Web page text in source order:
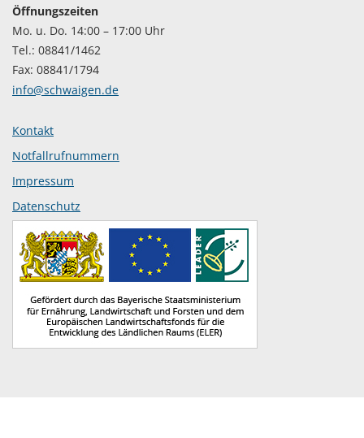
Öffnungszeiten
Mo. u. Do. 14:00 – 17:00 Uhr
Tel.: 08841/1462
Fax: 08841/1794
info@schwaigen.de
Kontakt
Notfallrufnummern
Impressum
Datenschutz